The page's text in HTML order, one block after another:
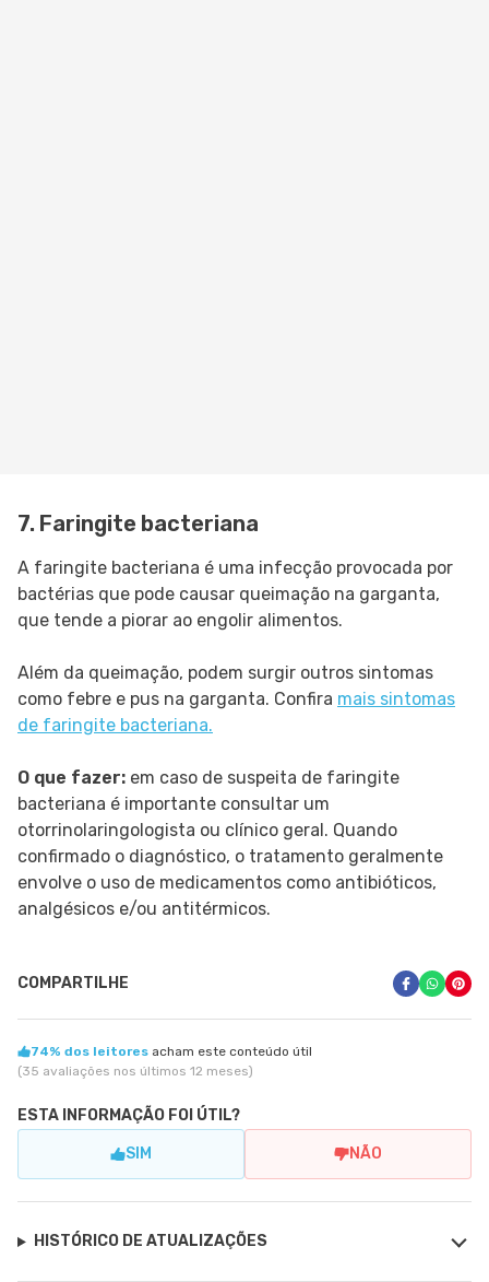
7. Faringite bacteriana
A faringite bacteriana é uma infecção provocada por
bactérias que pode causar queimação na garganta,
que tende a piorar ao engolir alimentos.
Além da queimação, podem surgir outros sintomas
como febre e pus na garganta. Confira mais sintomas
de faringite bacteriana.
O que fazer: em caso de suspeita de faringite
bacteriana é importante consultar um
otorrinolaringologista ou clínico geral. Quando
confirmado o diagnóstico, o tratamento geralmente
envolve o uso de medicamentos como antibióticos,
analgésicos e/ou antitérmicos.
COMPARTILHE
74% dos leitores acham este conteúdo útil
(35 avaliações nos últimos 12 meses)
ESTA INFORMAÇÃO FOI ÚTIL?
SIM NÃO
HISTÓRICO DE ATUALIZAÇÕES